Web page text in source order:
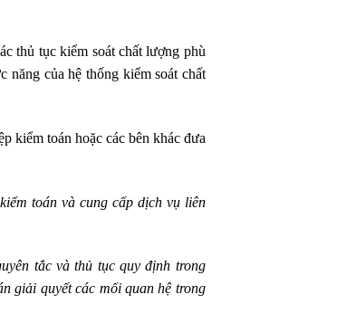
thủ tục kiểm soát chất lượng phù
năng của hệ thống kiểm soát chất
kiểm toán hoặc các bên khác đưa
toán và cung cấp dịch vụ liên
tắc và thủ tục quy định trong
giải quyết các mối quan hệ trong